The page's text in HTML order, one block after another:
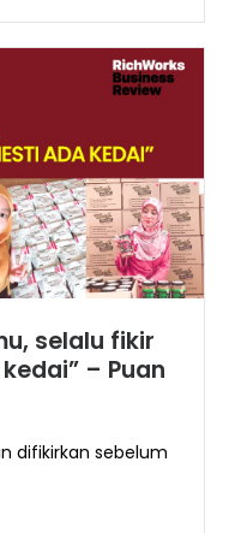
selalu fikir
– Puan
difikirkan sebelum